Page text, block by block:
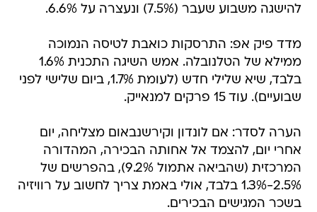
להישגה משבוע שעבר (7.5%) ונעצרה על 6.6%.
מדד פיק אפ: התרסקות כואבת לטיסה הנמוכה
ממילא של הטלנובלה. אמש השיגה התכנית 1.6%
בלבד, שיא שלילי חדש (לעומת 1.7%, ביום שלישי לפני
שבועיים). עוד 15 פרקים למנאייק.
הערה לסדר: אם לונדון וקירשנבאום מצליחה, יום
אחרי יום, להצמד אל אחותה הבכירה, המהדורה
המרכזית (שהביאה אתמול 9.2%), בהפרשים של
2.5%-1.3% בלבד, אולי באמת צריך לחשוב על רוויזיה
בשכר המגישים הבכירים.